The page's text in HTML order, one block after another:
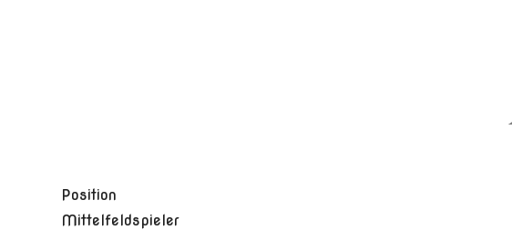
Position
Mittelfeldspieler